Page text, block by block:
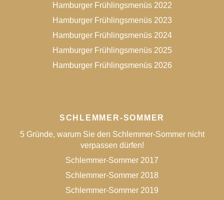
Hamburger Frühlingsmenüs 2022
Hamburger Frühlingsmenüs 2023
Hamburger Frühlingsmenüs 2024
Hamburger Frühlingsmenüs 2025
Hamburger Frühlingsmenüs 2026
SCHLEMMER-SOMMER
5 Gründe, warum Sie den Schlemmer-Sommer nicht
verpassen dürfen!
Schlemmer-Sommer 2017
Schlemmer-Sommer 2018
Schlemmer-Sommer 2019